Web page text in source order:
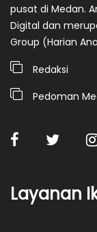
pusat di Medan.
Digital dan
Group (Harian
Redaksi
Pedoman
Layanan